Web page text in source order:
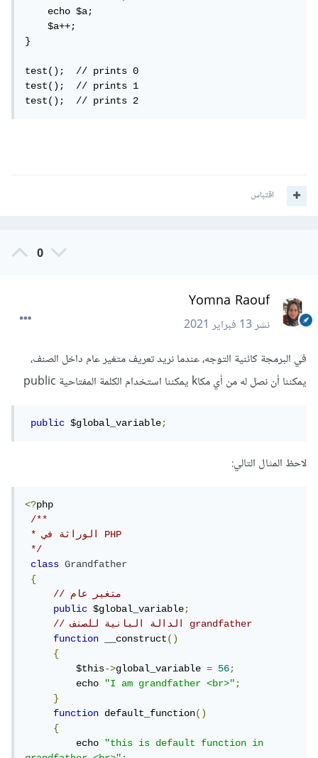
    echo $a;
    $a++;
}
test();  // prints 0
test();  // prints 1
test();  // prints 2
اقتباس
0
Yomna Raouf
نشر13 فبراير 2021
في البرمجة كائنية التوجه، عندما نريد تعريف متغير عام داخل الصنف،
يمكننا أن نصل له من أي مكاk يمكننا استخدام الكلمة المفتاحية public
public $global_variable;
لاحظ المثال التالي:
<?php
/**
* الوراثة في PHP
*/
class
Grandfather
{
public $global_variable;
// الدالة البانية للصنف grandfather
function
__construct()
{
         $this
->global_variable = 56;
         echo
"I am grandfather <br>";
}
function default_function()
{
         echo
"this is default function in